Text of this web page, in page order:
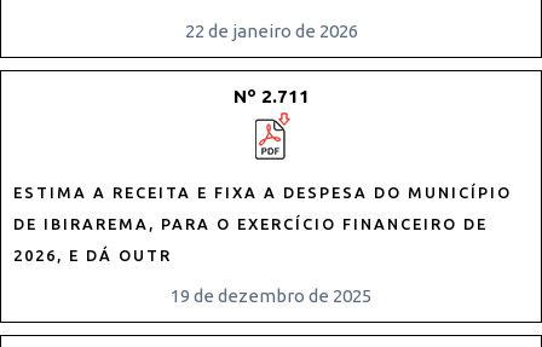
22 de janeiro de 2026
Nº 2.711
ESTIMA A RECEITA E FIXA A DESPESA DO MUNICÍPIO
DE IBIRAREMA, PARA O EXERCÍCIO FINANCEIRO DE
2026, E DÁ OUTR
19 de dezembro de 2025